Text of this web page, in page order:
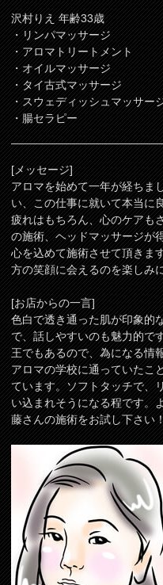
沢村りえ 年齢33歳
・リンパマッサージ
・アロマトリートメント
・オイルマッサージ
・タイ古式マッサージ
・スウェディッシュマッサー
・腸セラピー
[メッセージ]
アロマを始めて一年が経ちま
い、この仕事に就いて本当に
疲れはもちろん、心のケアも
の施術、ヘッドマッサージが
心を込めて施術させて頂きま
方の笑顔に会えるのを楽しみ
[お店からの一言]
色白で透き通った肌が印象的
で、話しやすいのも魅力的で
王でもあるので、為になる
アロマの学校に通っていたこ
ています。ソフトタッチで、
い込まれそうになる程です。
藤さんの施術をお試し下さい